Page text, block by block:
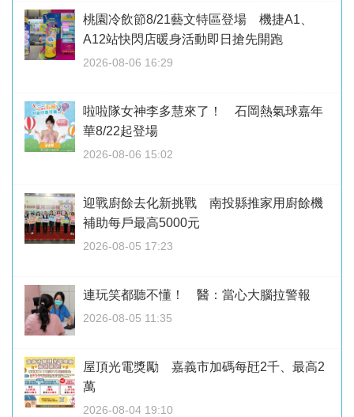
桃園冷飲節8/21藝文特區登場 機捷A1、
A12站快閃店暖身活動即日搶先開跑
2026-08-06 16:29
啦啦隊女神李多慧來了！ 石岡熱氣球嘉年
華8/22起登場
2026-08-06 15:02
迎戰廚餘去化新挑戰 南投縣推家用廚餘機
補助每戶最高5000元
2026-08-05 17:23
連玩笑都聽不懂！ 醫：當心大腦拉警報
2026-08-05 11:35
屋頂光電獎勵 嘉義市加碼每瓩2千、最高2
萬
2026-08-04 19:10